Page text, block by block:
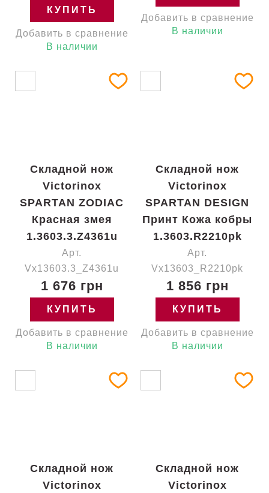
КУПИТЬ
Добавить в сравнение
В наличии
Добавить в сравнение
В наличии
Складной нож
Victorinox
SPARTAN ZODIAC
Красная змея
1.3603.3.Z4361u
Арт.
Vx13603.3_Z4361u
1 676 грн
КУПИТЬ
Добавить в сравнение
В наличии
Складной нож
Victorinox
SPARTAN DESIGN
Принт Кожа кобры
1.3603.R2210pk
Арт.
Vx13603_R2210pk
1 856 грн
КУПИТЬ
Добавить в сравнение
В наличии
Складной нож
Victorinox
Складной нож
Victorinox